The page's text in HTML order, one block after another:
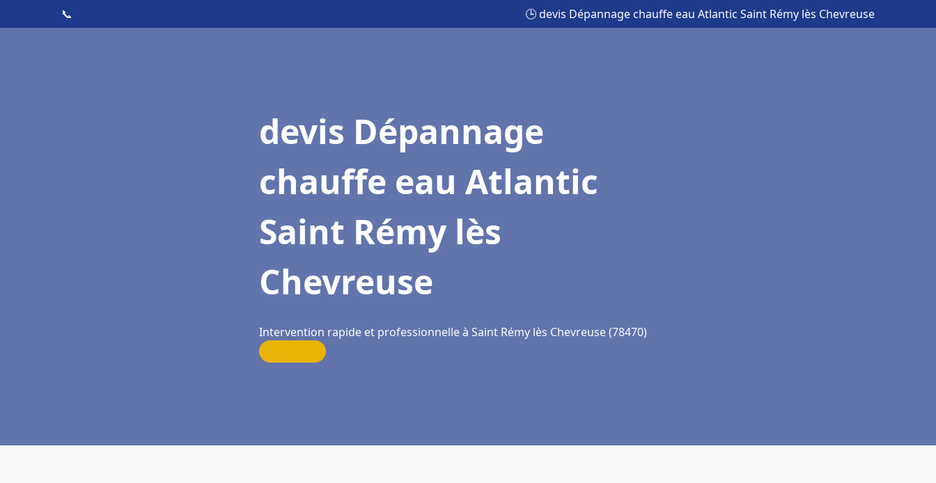
📞 🕒 devis Dépannage chauffe eau Atlantic Saint Rémy lès Chevreuse
devis Dépannage
chauffe eau Atlantic
Saint Rémy lès
Chevreuse
Intervention rapide et professionnelle à Saint Rémy lès Chevreuse (78470)